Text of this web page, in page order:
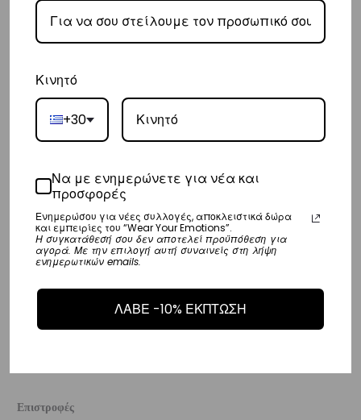
– Οι χρόνοι παράδοσης κυμαίνονται συνήθως από 2-7 εργάσιμες
ημέρες.
Ευρώπη
– Τα έξοδα αποστολής για όλο την Ευρώπη είναι στα
– Η συνεργαζόμενη εταιρεία ταχυμεταφορών,
, θα αναλάβει την
– Οι χρόνοι παράδοσης κυμαίνονται συνήθως από 3-8 εργάσιμες
Διεθνή
– Τα έξοδα αποστολής για όλο τον υπόλοιπο κόσμο είναι στα
– Η συνεργαζόμενη εταιρεία ταχυμεταφορών,DHL, θα αναλάβει την
Επιστροφές
Κινητό
+30
Να με ενημερώνετε για νέα και
προσφορές
Ενημερώσου για νέες συλλογές, αποκλειστικά δώρα
και εμπειρίες του “Wear Your Emotions”.
Η συγκατάθεσή σου δεν αποτελεί προϋπόθεση για
αγορά. Με την επιλογή αυτή συναινείς στη λήψη
ενημερωτικών emails.
ΛΑΒΕ -10% ΕΚΠΤΩΣΗ